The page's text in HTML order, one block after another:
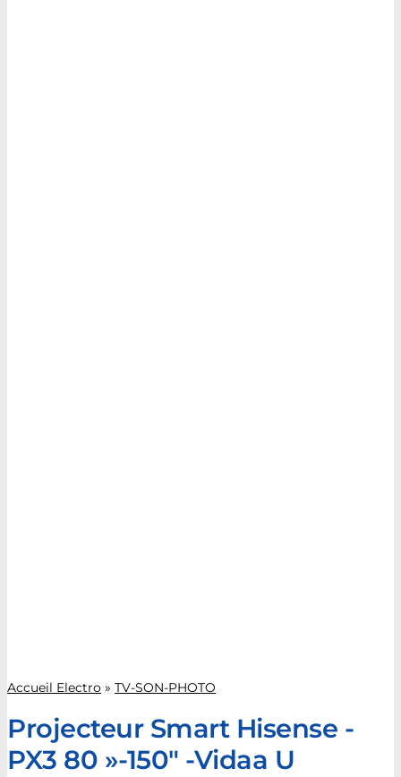
Accueil Electro » TV-SON-PHOTO
Projecteur Smart Hisense -
PX3 80 »-150″ -Vidaa U